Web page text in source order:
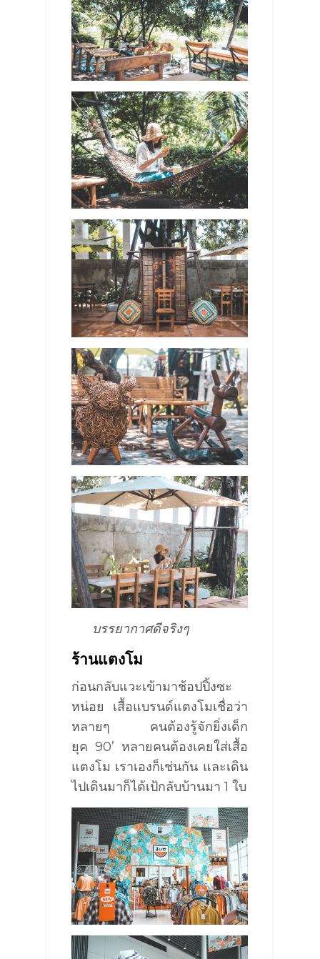
บรรยากาศดีจริงๆ
ร้านแตงโม
ก่อนกลับแวะเข้ามาช้อปปิ้งซะ
หน่อย เสื้อแบรนด์แตงโมเชื่อว่า
หลายๆ คนต้องรู้จักยิ่งเด็ก
ยุค 90’ หลายคนต้องเคยใส่เสื้อ
แตงโม เราเองก็เช่นกัน และเดิน
ไปเดินมาก็ได้เป้กลับบ้านมา1 ใบ